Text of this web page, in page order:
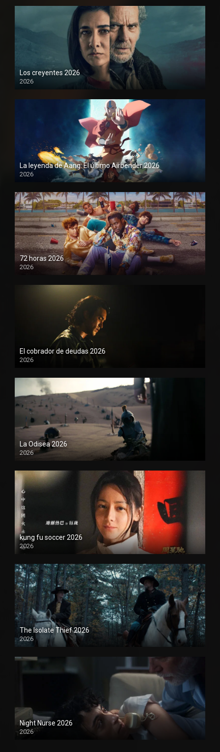
Los creyentes 2026
2026
1080P
La leyenda de Aang: El último Airbender 2026
2026
1080P
72 horas 2026
2026
1080P
El cobrador de deudas 2026
2026
1080P
La Odisea 2026
2026
1080P
kung fu soccer 2026
2026
1080P
The Isolate Thief 2026
2026
1080P
Night Nurse 2026
2026
1080P